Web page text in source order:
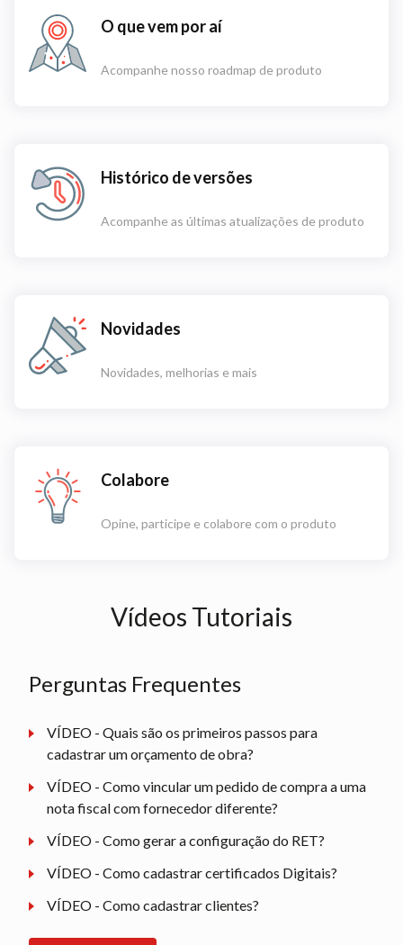
O que vem por aí
Acompanhe nosso roadmap de produto
Histórico de versões
Acompanhe as últimas atualizações de produto
Novidades
Novidades, melhorias e mais
Colabore
Opine, participe e colabore com o produto
Vídeos Tutoriais
Perguntas Frequentes
VÍDEO - Quais são os primeiros passos para
cadastrar um orçamento de obra?
VÍDEO - Como vincular um pedido de compra a uma
nota fiscal com fornecedor diferente?
VÍDEO - Como gerar a configuração do RET?
VÍDEO - Como cadastrar certificados Digitais?
VÍDEO - Como cadastrar clientes?